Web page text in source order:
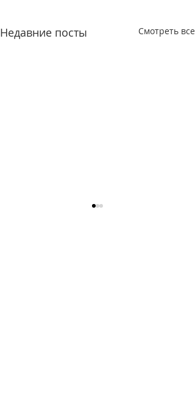
Недавние посты Смотреть все